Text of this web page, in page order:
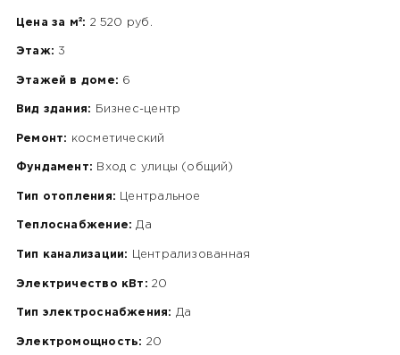
Цена за м²: 2 520 руб.
Этаж: 3
Этажей в доме: 6
Вид здания: Бизнес-центр
Ремонт: косметический
Фундамент: Вход с улицы (общий)
Тип отопления: Центральное
Теплоснабжение: Да
Тип канализации: Централизованная
Электричество кВт: 20
Тип электроснабжения: Да
Электромощность: 20